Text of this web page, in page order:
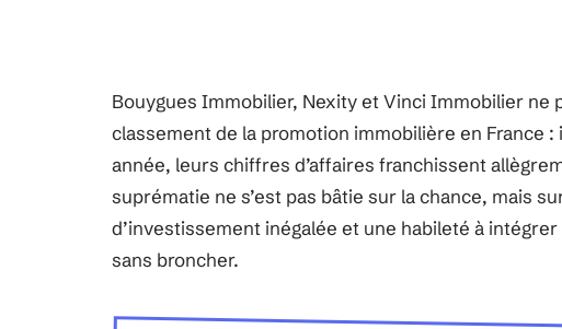
Bouygues Immobilier, Nexity et Vinci Immobilier ne
classement de la promotion immobilière en France
année, leurs chiffres d’affaires franchissent
suprématie ne s’est pas bâtie sur la chance, mais
d’investissement inégalée et une habileté à
sans broncher.